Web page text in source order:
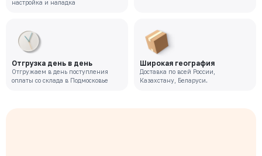
настройка и наладка
Отгрузка день в день
Отгружаем в день поступления
оплаты со склада в Подмосковье
Широкая география
Доставка по всей России,
Казахстану, Беларуси.